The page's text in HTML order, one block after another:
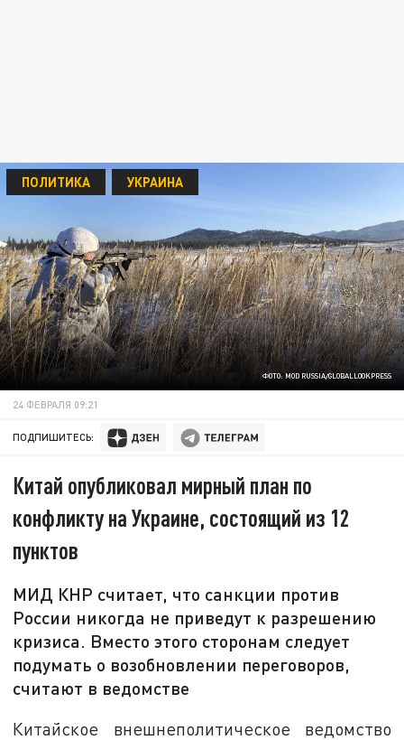
ФОТО: MOD RUSSIA/GLOBALLOOKPRESS
ПОЛИТИКА УКРАИНА
24 ФЕВРАЛЯ 09:21
ПОДПИШИТЕСЬ:
Китай опубликовал мирный план по
конфликту на Украине, состоящий из 12
пунктов
МИД КНР считает, что санкции против
России никогда не приведут к разрешению
кризиса. Вместо этого сторонам следует
подумать о возобновлении переговоров,
считают в ведомстве
Китайское внешнеполитическое ведомство